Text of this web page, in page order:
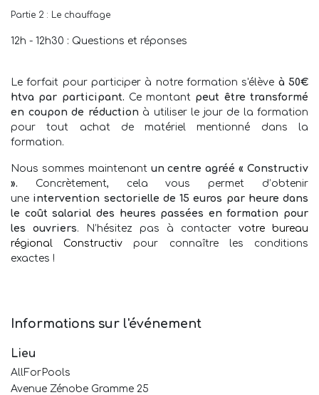
Partie 2 : Le chauffage
12h - 12h30 : Questions et réponses
Le forfait pour participer à notre formation s'élève à 50€
htva par participant. Ce montant peut être transformé
en coupon de réduction à utiliser le jour de la formation
pour tout achat de matériel mentionné dans la
formation.
Nous sommes maintenant un centre agréé « Constructiv
». Concrètement, cela vous permet d’obtenir
une intervention sectorielle de 15 euros par heure dans
le coût salarial des heures passées en formation pour
les ouvriers. N’hésitez pas à contacter votre bureau
régional Constructiv pour connaître les conditions
exactes !
Informations sur l'événement
Lieu
AllForPools
Avenue Zénobe Gramme 25